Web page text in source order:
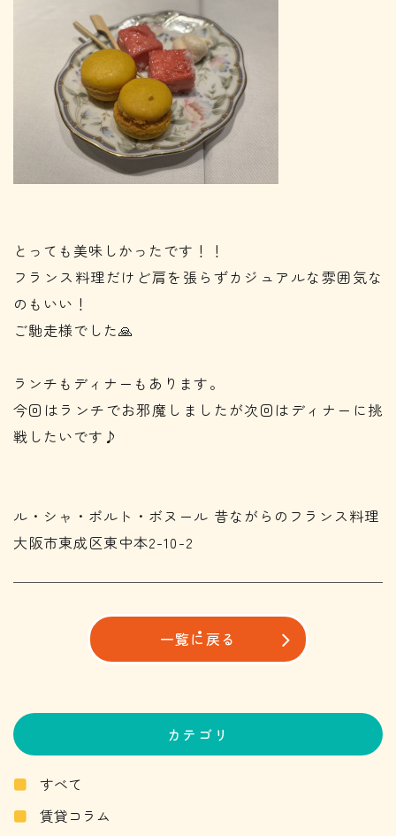
とっても美味しかったです！！
フランス料理だけど肩を張らずカジュアルな雰囲気な
のもいい！
ご馳走様でした🙏
ランチもディナーもあります。
今回はランチでお邪魔しましたが次回はディナーに挑
戦したいです♪
ル・シャ・ポルト・ボヌール 昔ながらのフランス料理
大阪市東成区東中本2-10-2
一覧に戻る
カテゴリ
すべて
賃貸コラム